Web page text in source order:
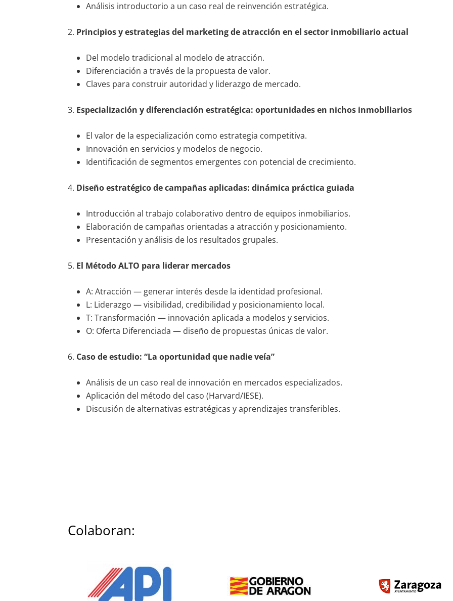
Análisis introductorio a un caso real de reinvención estratégica.
Principios y estrategias del marketing de atracción en el sector inmobiliario actual
Del modelo tradicional al modelo de atracción.
Diferenciación a través de la propuesta de valor.
Claves para construir autoridad y liderazgo de mercado.
Especialización y diferenciación estratégica: oportunidades en nichos inmobiliarios
El valor de la especialización como estrategia competitiva.
Innovación en servicios y modelos de negocio.
Identificación de segmentos emergentes con potencial de crecimiento.
Diseño estratégico de campañas aplicadas: dinámica práctica guiada
Introducción al trabajo colaborativo dentro de equipos inmobiliarios.
Elaboración de campañas orientadas a atracción y posicionamiento.
Presentación y análisis de los resultados grupales.
El Método ALTO para liderar mercados
A: Atracción — generar interés desde la identidad profesional.
L: Liderazgo — visibilidad, credibilidad y posicionamiento local.
T: Transformación — innovación aplicada a modelos y servicios.
O: Oferta Diferenciada — diseño de propuestas únicas de valor.
Caso de estudio: “La oportunidad que nadie veía”
Análisis de un caso real de innovación en mercados especializados.
Aplicación del método del caso (Harvard/IESE).
Discusión de alternativas estratégicas y aprendizajes transferibles.
Colaboran: